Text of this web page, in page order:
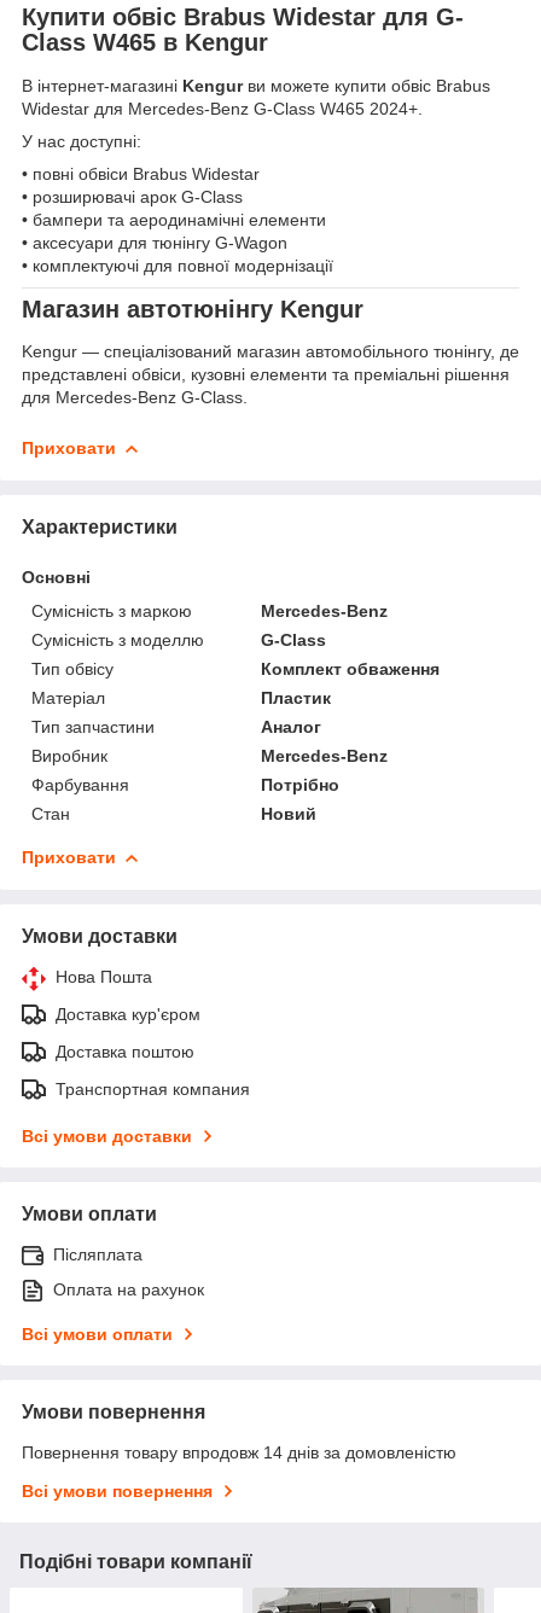
Купити обвіс Brabus Widestar для G-
Class W465 в Kengur
В інтернет-магазині Kengurви можете купити обвіс Brabus
Widestar для Mercedes-Benz G-Class W465 2024+.
У нас доступні:
• повні обвіси Brabus Widestar
• розширювачі арок G-Class
• бампери та аеродинамічні елементи
• аксесуари для тюнінгу G-Wagon
• комплектуючі для повної модернізації
Магазин автотюнінгу Kengur
Kengur — спеціалізований магазин автомобільного тюнінгу, де
представлені обвіси, кузовні елементи та преміальні рішення
для Mercedes-Benz G-Class.
Приховати
Характеристики
Основні
Сумісність з маркою
Mercedes-Benz
Сумісність з моделлю
G-Class
Тип обвісу
Комплект обваження
Матеріал
Пластик
Тип запчастини
Аналог
Виробник
Mercedes-Benz
Фарбування
Потрібно
Стан
Новий
Приховати
Умови доставки
Нова Пошта
Доставка кур'єром
Доставка поштою
Транспортная компания
Всі умови доставки
Умови оплати
Післяплата
Оплата на рахунок
Всі умови оплати
Умови повернення
Повернення товару впродовж 14 днів за домовленістю
Всі умови повернення
Подібні товари компанії